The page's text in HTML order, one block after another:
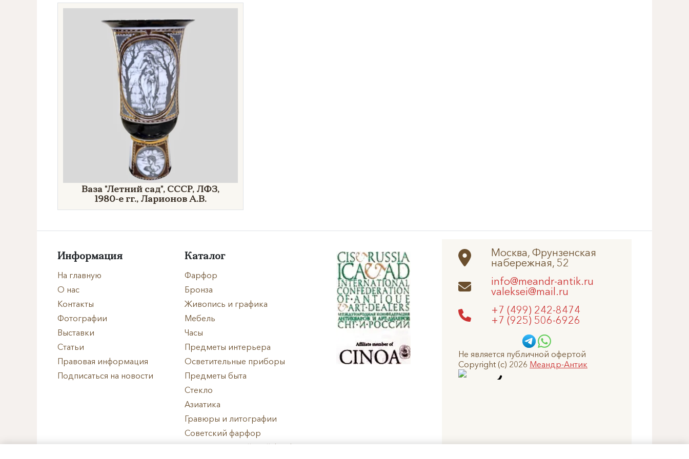
Направление
Формат
Размеры
Техника
Материал
Ваза "Летний сад", СССР, ЛФЗ,
1980-е гг., Ларионов А.В.
Информация
На главную
О нас
Контакты
Фотографии
Выставки
Статьи
Правовая информация
Подписаться на новости
Каталог
Фарфор
Бронза
Живопись и графика
Мебель
Часы
Предметы интерьера
Осветительные приборы
Предметы быта
Стекло
Азиатика
Гравюры и литографии
Советский фарфор
Западноевропейский фарфор
Москва, Фрунзенская
набережная, 52
info@meandr-antik.ru
valeksei@mail.ru
+7 (499) 242-8474
+7 (925) 506-6926
Не является публичной офертой
Copyright (c) 2026 Меандр-Антик